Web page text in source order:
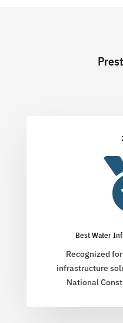
Best Water
Recognized
infrastructure
National